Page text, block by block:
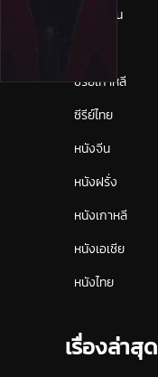
ซีรีย์ญี่ปุ่น
ซีรีย์เกาหลี
ซีรีย์ไทย
หนังจีน
หนังฝรั่ง
หนังเกาหลี
หนังเอเชีย
หนังไทย
เรื่องล่าสุด